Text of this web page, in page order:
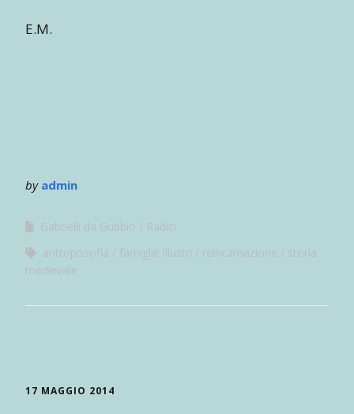
E.M.
by admin
Gabrielli da Gubbio
Radici
antroposofia
famiglie illustri reincarnazione
storia
medievale
17 MAGGIO 2014